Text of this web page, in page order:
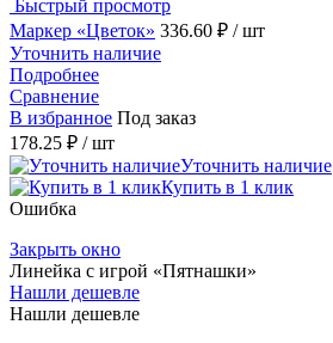
Быстрый просмотр
Маркер «Цветок» 336.60 ₽ / шт
Уточнить наличие
Подробнее
Сравнение
В избранное Под заказ
178.25 ₽ / шт
Уточнить наличие
Купить в 1 клик
Ошибка
Закрыть окно
Линейка с игрой «Пятнашки»
Нашли дешевле
Нашли дешевле